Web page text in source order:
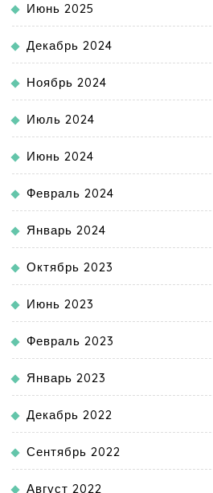
Июнь 2025
Декабрь 2024
Ноябрь 2024
Июль 2024
Июнь 2024
Февраль 2024
Январь 2024
Октябрь 2023
Июнь 2023
Февраль 2023
Январь 2023
Декабрь 2022
Сентябрь 2022
Август 2022